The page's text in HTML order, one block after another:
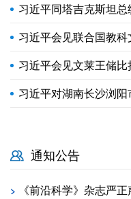
习近平同塔吉克斯坦
习近平会见联合国教
习近平会见文莱王储比
习近平对湖南长沙浏
通知公告
> 《前沿科学》杂志严